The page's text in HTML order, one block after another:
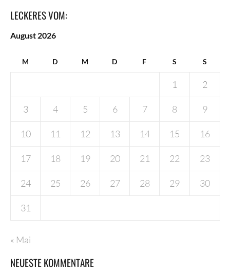
LECKERES VOM:
August 2026
M D M D F S S
1 2
3 4 5 6 7 8 9
10 11 12 13 14 15 16
17 18 19 20 21 22 23
24 25 26 27 28 29 30
31
« Mai
NEUESTE KOMMENTARE